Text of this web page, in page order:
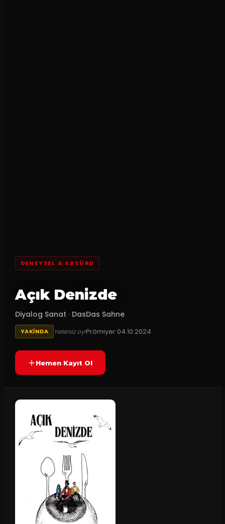
DENEYSEL & ABSÜRD
Açık Denizde
Diyalog Sanat · DasDas Sahne
YAKINDA Yetersiz oyPrömiyer 04.10.2024
Hemen Kayıt Ol